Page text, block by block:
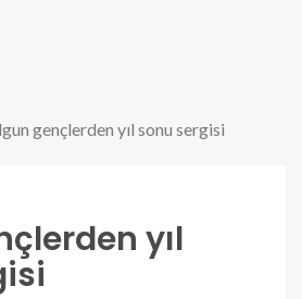
gençlerden yıl sonu sergisi
yıl